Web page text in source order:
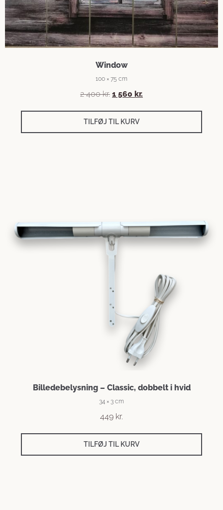
Window
100 × 75 cm
2 400kr. 1 560 kr.
TILFØJ TIL KURV
Billedebelysning – Classic, dobbelt i hvid
34 × 3 cm
449 kr.
TILFØJ TIL KURV